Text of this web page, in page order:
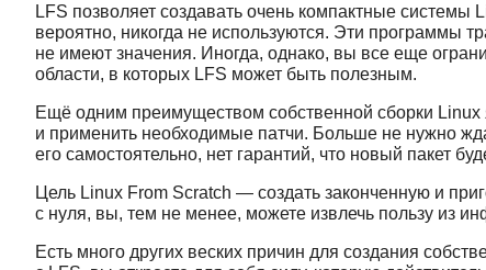
LFS позволяет создавать очень компактные
вероятно, никогда не используются. Эти программы
не имеют значения. Иногда, однако, вы все еще
области, в которых LFS может быть полезным.
Ещё одним преимуществом собственной сборки Linux
и применить необходимые патчи. Больше не нужно
его самостоятельно, нет гарантий, что новый пакет
Цель Linux From Scratch — создать законченную и
с нуля, вы, тем не менее, можете извлечь пользу из
Есть много других веских причин для создания